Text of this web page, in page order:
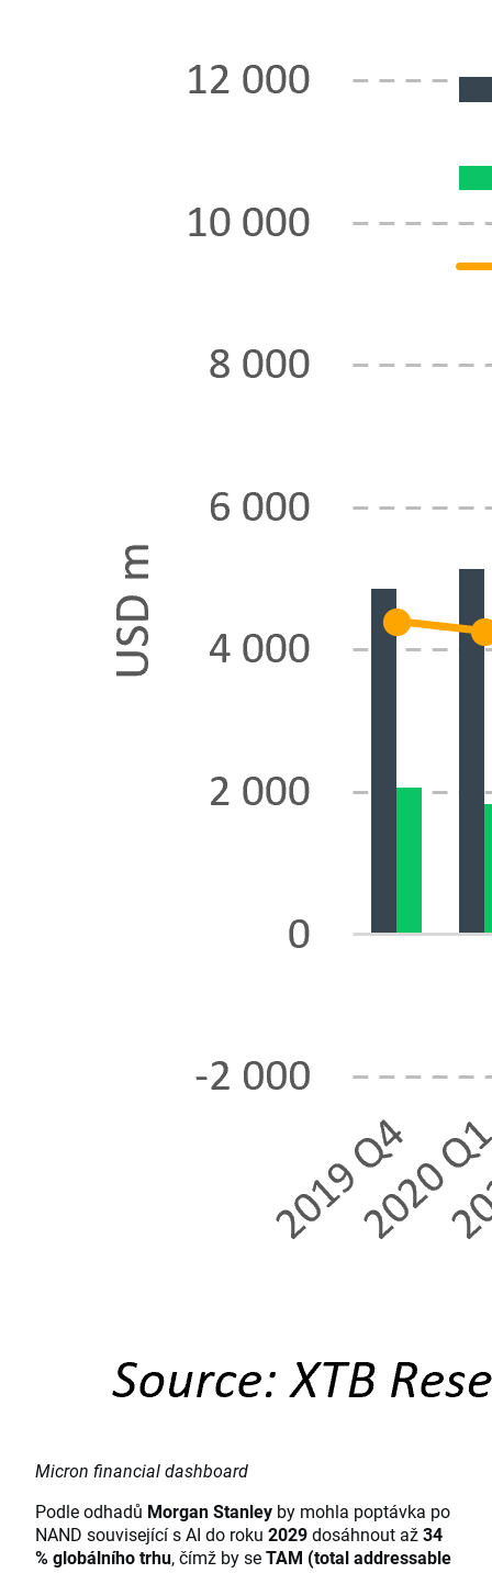
Micron financial dashboard
Podle odhadů Morgan Stanley by mohla poptávka po
NAND související s AI do roku 2029dosáhnout až34
% globálního trhu, čímž by seTAM (total addressable